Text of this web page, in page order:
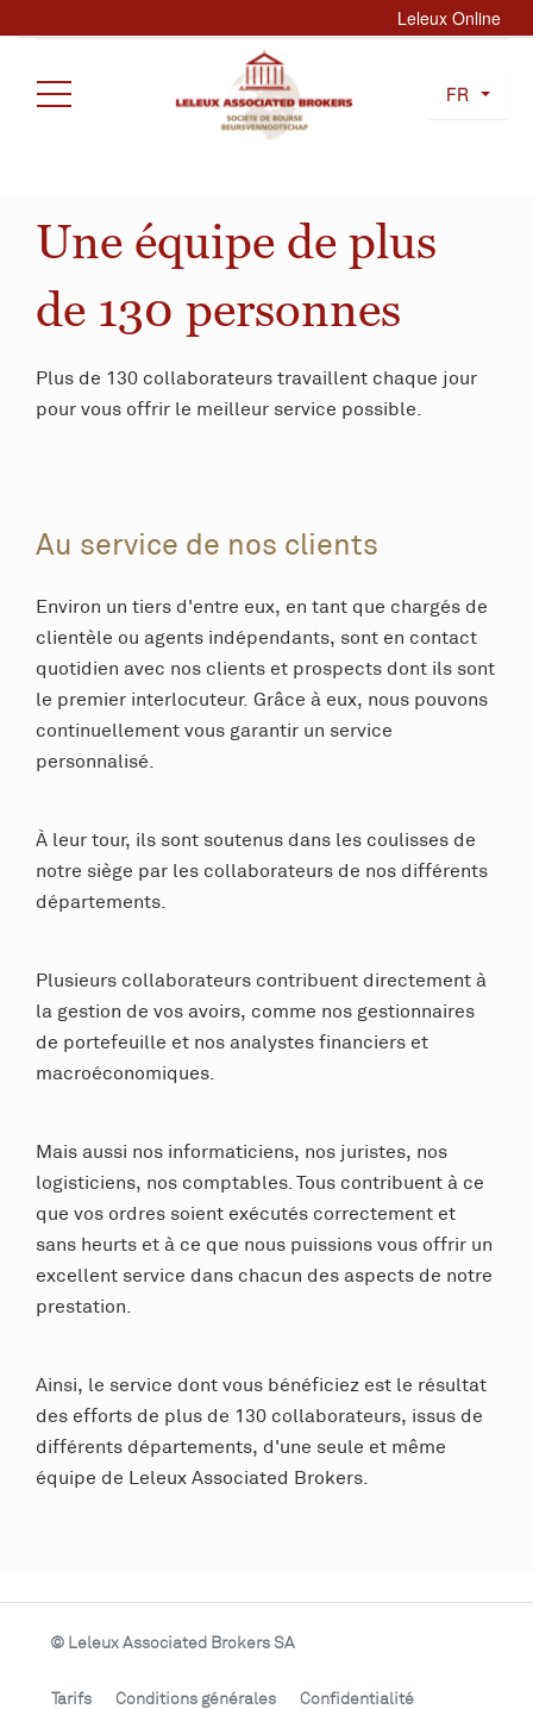
Leleux Online
FR
Une équipe de plus
de 130 personnes
Plus de 130 collaborateurs travaillent chaque jour
pour vous offrir le meilleur service possible.
Au service de nos clients
Environ un tiers d'entre eux, en tant que chargés de
clientèle ou agents indépendants, sont en contact
quotidien avec nos clients et prospects dont ils sont
le premier interlocuteur. Grâce à eux, nous pouvons
continuellement vous garantir un service
personnalisé.
À leur tour, ils sont soutenus dans les coulisses de
notre siège par les collaborateurs de nos différents
départements.
Plusieurs collaborateurs contribuent directement à
la gestion de vos avoirs, comme nos gestionnaires
de portefeuille et nos analystes financiers et
macroéconomiques.
Mais aussi nos informaticiens, nos juristes, nos
logisticiens, nos comptables. Tous contribuent à ce
que vos ordres soient exécutés correctement et
sans heurts et à ce que nous puissions vous offrir un
excellent service dans chacun des aspects de notre
prestation.
Ainsi, le service dont vous bénéficiez est le résultat
des efforts de plus de 130 collaborateurs, issus de
différents départements, d'une seule et même
équipe de Leleux Associated Brokers.
© Leleux Associated Brokers SA
Tarifs Conditions générales Confidentialité